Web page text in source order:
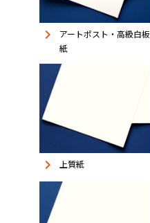
keyboard_arrow_right
アートポスト・高級白板
紙
keyboard_arrow_right 上質紙